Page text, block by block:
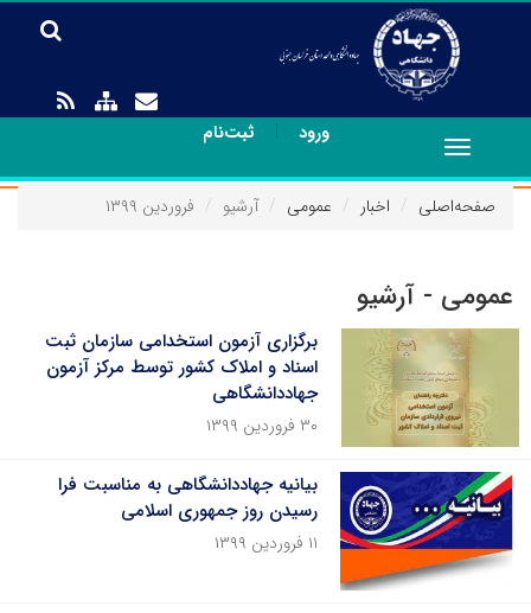
ورود | ثبت‌نام
Toggle
navigation
صفحه‌اصلی
اخبار عمومی آرشیو فروردین ۱۳۹۹
عمومی - آرشیو
برگزاری آزمون استخدامی سازمان ثبت
اسناد و املاک کشور توسط مرکز آزمون
جهاددانشگاهی
۳۰ فروردین ۱۳۹۹
بیانیه جهاددانشگاهی به مناسبت فرا
رسیدن روز جمهوری اسلامی
۱۱ فروردین ۱۳۹۹